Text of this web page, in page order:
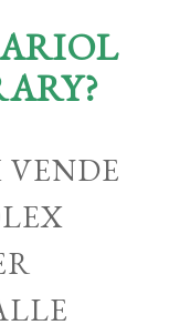
VENDE